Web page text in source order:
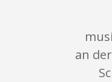
an